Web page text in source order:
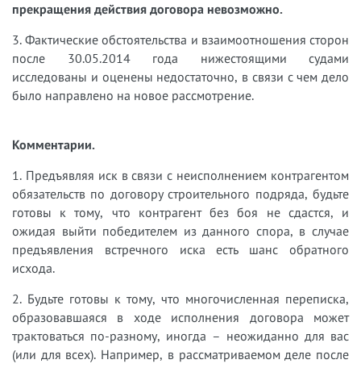
прекращения действия договора невозможно.
3.​Фактические обстоятельства и взаимоотношения сторон
после 30.05.2014 года нижестоящими судами
исследованы и оценены недостаточно, в связи с чем дело
было направлено на новое рассмотрение.
Комментарии.
1.​ Предъявляя иск в связи с неисполнением контрагентом
обязательств по договору строительного подряда, будьте
готовы к тому, что контрагент без боя не сдастся, и
ожидая выйти победителем из данного спора, в случае
предъявления встречного иска есть шанс обратного
исхода.
2.​ Будьте готовы к тому, что многочисленная переписка,
образовавшаяся в ходе исполнения договора может
трактоваться по-разному, иногда – неожиданно для вас
(или для всех). Например, в рассматриваемом деле после